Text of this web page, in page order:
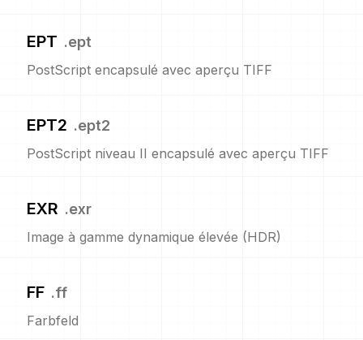
EPT .ept
PostScript encapsulé avec aperçu TIFF
EPT2 .ept2
PostScript niveau II encapsulé avec aperçu TIFF
EXR .exr
Image à gamme dynamique élevée (HDR)
FF .ff
Farbfeld